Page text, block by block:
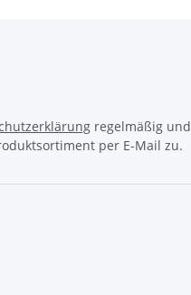
regelmäßig und
per E-Mail zu.